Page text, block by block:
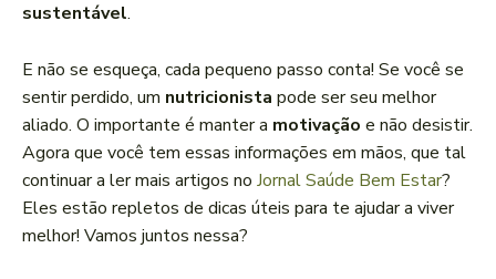
sustentável.
E não se esqueça, cada pequeno passo conta! Se você se
sentir perdido, um nutricionista pode ser seu melhor
aliado. O importante é manter a motivação e não desistir.
Agora que você tem essas informações em mãos, que tal
continuar a ler mais artigos no Jornal Saúde Bem Estar?
Eles estão repletos de dicas úteis para te ajudar a viver
melhor! Vamos juntos nessa?